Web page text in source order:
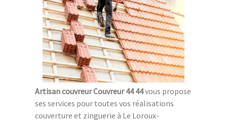
Artisan couvreur Couvreur 44 44vous propose
ses services pour toutes vos réalisations
couverture et zinguerie à Le Loroux-